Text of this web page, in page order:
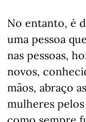
No entanto, é
uma pessoa
nas pessoas,
novos,
mãos, abraço
mulheres